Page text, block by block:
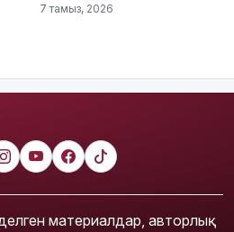
7 тамыз, 2026
материалдар, авторлық